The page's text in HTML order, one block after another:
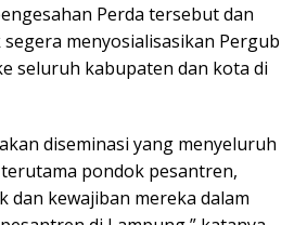
Perda tersebut dan
menyosialisasikan Pergub
seluruh kabupaten dan kota di
diseminasi yang menyeluruh
pondok pesantren,
dan kewajiban mereka dalam